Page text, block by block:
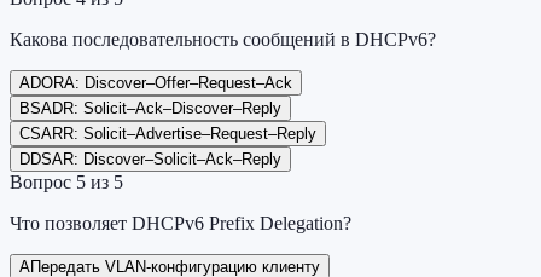
Какова последовательность сообщений в DHCPv6?
ADORA: Discover–Offer–Request–Ack
BSADR: Solicit–Ack–Discover–Reply
CSARR: Solicit–Advertise–Request–Reply
DDSAR: Discover–Solicit–Ack–Reply
Вопрос 5 из 5
Что позволяет DHCPv6 Prefix Delegation?
AПередать VLAN-конфигурацию клиенту